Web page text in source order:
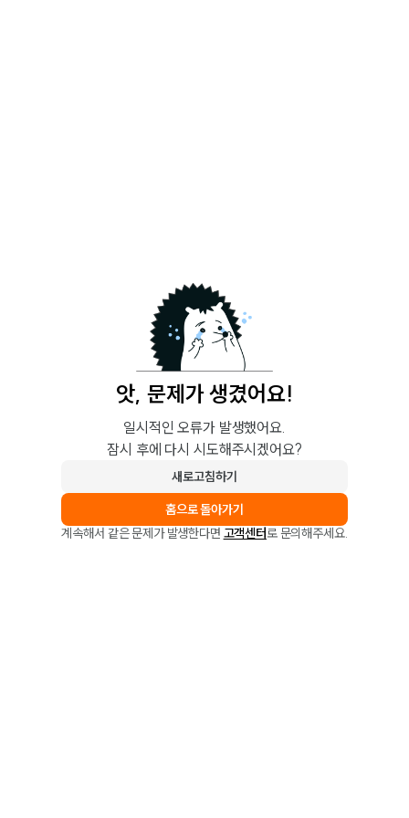
앗, 문제가 생겼어요!
일시적인 오류가 발생했어요.
잠시 후에 다시 시도해주시겠어요?
새로고침하기
홈으로 돌아가기
계속해서 같은 문제가 발생한다면 고객센터로 문의해주세요.